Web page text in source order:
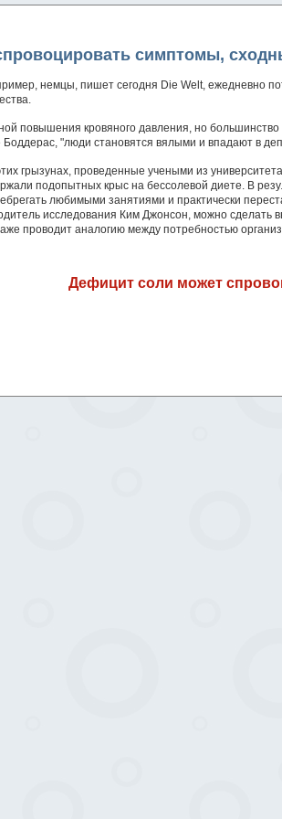
симптомы,
немцы, пишет сегодня Die Welt, ежедневно
повышения кровяного давления, но
"люди становятся вялыми и впадают в
грызунах, проведенные учеными из
подопытных крыс на бессолевой диете. В
любимыми занятиями и практически
исследования Ким Джонсон, можно
проводит аналогию между потребностью
Дефицит соли может